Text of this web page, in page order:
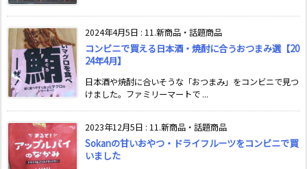
2024年4月5日 : 11.新商品・話題商品
コンビニで買える日本酒・焼酎に合うおつまみ選【20
24年4月】
日本酒や焼酎に合いそうな「おつまみ」をコンビニで見つ
けました。ファミリーマートで ...
2023年12月5日 : 11.新商品・話題商品
Sokanの甘いおやつ・ドライフルーツをコンビニで買
いました